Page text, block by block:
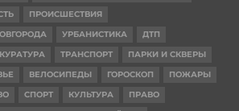
ПРОИСШЕСТВИЯ
УРБАНИСТИКА
ДТП
ТРАНСПОРТ
ПАРКИ И СКВЕРЫ
ВЕЛОСИПЕДЫ ГОРОСКОП
ПОЖАРЫ
СПОРТ КУЛЬТУРА
ПРАВО